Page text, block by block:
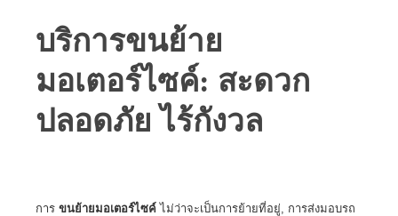
บริการขนย้าย
มอเตอร์ไซค์: สะดวก
ปลอดภัย ไร้กังวล
การ ขนย้ายมอเตอร์ไซค์ ไม่ว่าจะเป็นการย้ายที่อยู่, การส่งมอบรถ